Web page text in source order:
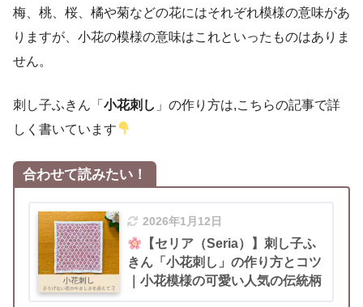
梅、桃、桜、橘や菊などの花にはそれぞれ模様の意味があ
りますが、小花の模様の意味はこれといったものはありま
せん。
刺し子ふきん「 小花刺し 」の作り方は,こちらの記事で詳
しく書いています
合わせて読みたい！
2026年1月12日
【セリア（Seria）】刺し子ふ
きん「小花刺し」の作り方とコツ
｜小花模様の可愛い人気の伝統柄